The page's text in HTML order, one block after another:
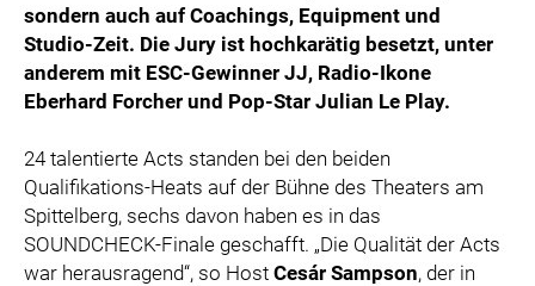
sondern auch auf Coachings, Equipment und
Studio-Zeit. Die Jury ist hochkarätig besetzt, unter
anderem mit ESC-Gewinner JJ, Radio-Ikone
Eberhard Forcher und Pop-Star Julian Le Play.
24 talentierte Acts standen bei den beiden
Qualifikations-Heats auf der Bühne des Theaters am
Spittelberg, sechs davon haben es in das
SOUNDCHECK-Finale geschafft. „Die Qualität der Acts
war herausragend“, so Host Cesár Sampson, der in